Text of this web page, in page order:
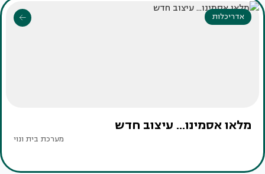
אדריכלות
מלאו אסמינו... עיצוב חדש
מערכת בית ונוי